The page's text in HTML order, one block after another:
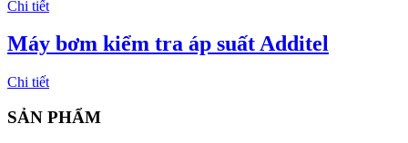
Chi tiết
Máy bơm kiểm tra áp suất Additel
Chi tiết
SẢN PHẨM